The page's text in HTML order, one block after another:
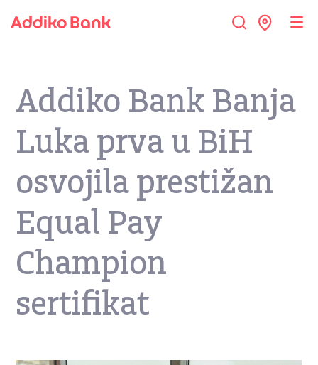
Addiko Bank Banja
Luka prva u BiH
osvojila prestižan
Equal Pay
Champion
sertifikat